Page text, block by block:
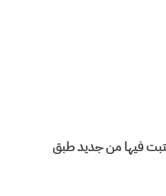
فيها من جديد طبق